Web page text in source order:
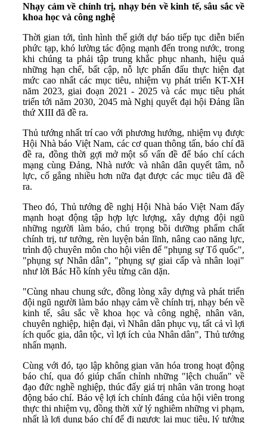
Nhạy cảm về chính trị, nhạy bén về kinh tế, sâu sắc về
khoa học và công nghệ
Thời gian tới, tình hình thế giới dự báo tiếp tục diễn biến
phức tạp, khó lường tác động mạnh đến trong nước, trong
khi chúng ta phải tập trung khắc phục nhanh, hiệu quả
những hạn chế, bất cập, nỗ lực phấn đấu thực hiện đạt
mức cao nhất các mục tiêu, nhiệm vụ phát triển KT-XH
năm 2023, giai đoạn 2021 - 2025 và các mục tiêu phát
triển tới năm 2030, 2045 mà Nghị quyết đại hội Đảng lần
thứ XIII đã đề ra.
Thủ tướng nhất trí cao với phương hướng, nhiệm vụ được
Hội Nhà báo Việt Nam, các cơ quan thông tấn, báo chí đã
đề ra, đồng thời gợi mở một số vấn đề để báo chí cách
mạng cùng Đảng, Nhà nước và nhân dân quyết tâm, nỗ
lực, cố gắng nhiều hơn nữa đạt được các mục tiêu đã đề
ra.
Theo đó, Thủ tướng đề nghị Hội Nhà báo Việt Nam đẩy
mạnh hoạt động tập hợp lực lượng, xây dựng đội ngũ
những người làm báo, chú trọng bồi dưỡng phẩm chất
chính trị, tư tưởng, rèn luyện bản lĩnh, nâng cao năng lực,
trình độ chuyên môn cho hội viên để "phụng sự Tổ quốc",
"phụng sự Nhân dân", "phụng sự giai cấp và nhân loại"
như lời Bác Hồ kính yêu từng căn dặn.
"Cùng nhau chung sức, đồng lòng xây dựng và phát triển
đội ngũ người làm báo nhạy cảm về chính trị, nhạy bén về
kinh tế, sâu sắc về khoa học và công nghệ, nhân văn,
chuyên nghiệp, hiện đại, vì Nhân dân phục vụ, tất cả vì lợi
ích quốc gia, dân tộc, vì lợi ích của Nhân dân", Thủ tướng
nhấn mạnh.
Cùng với đó, tạo lập không gian văn hóa trong hoạt động
báo chí, qua đó giúp chấn chỉnh những "lệch chuẩn" về
đạo đức nghề nghiệp, thúc đẩy giá trị nhân văn trong hoạt
động báo chí. Bảo vệ lợi ích chính đáng của hội viên trong
thực thi nhiệm vụ, đồng thời xử lý nghiêm những vi phạm,
nhất là lợi dụng báo chí để đi ngược lại mục tiêu, lý tưởng